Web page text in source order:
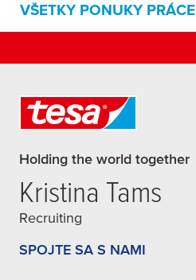
VŠETKY PONUKY PRÁCE
Holding the world together
Kristina Tams
Recruiting
SPOJTE SA S NAMI